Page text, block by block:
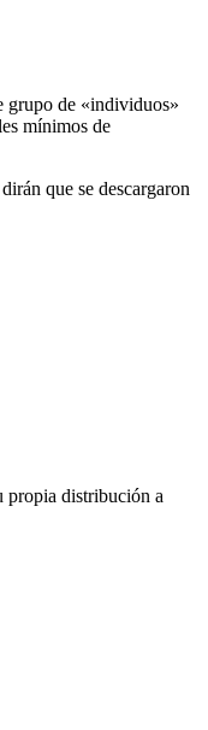
grupo de «individuos»
mínimos de
que se descargaron
propia distribución a